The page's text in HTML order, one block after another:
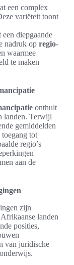
een complex
variëteit toont
diepgaande
nadruk op regio-
waarmee
te maken
onthult
landen. Terwijl
gemiddelden
tot
regio’s
aan de
zijn
landen
posities,
van juridische